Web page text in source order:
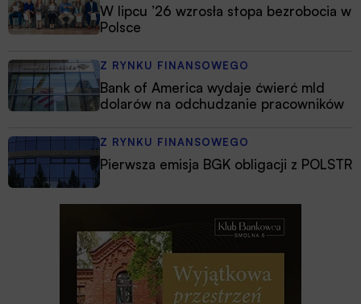
W lipcu ’26 wzrosła stopa bezrobocia w
Polsce
Z RYNKU FINANSOWEGO
Bank of America wydaje ćwierć mld
dolarów na odchudzanie pracowników
Z RYNKU FINANSOWEGO
Pierwsza emisja BGK obligacji z POLSTR